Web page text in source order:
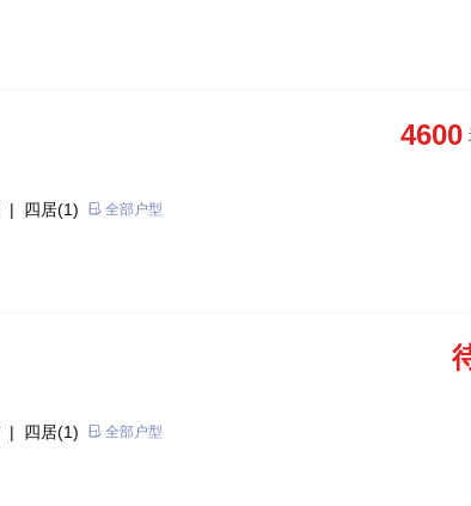
4600
| 四居(1) 全部户型
| 四居(1) 全部户型